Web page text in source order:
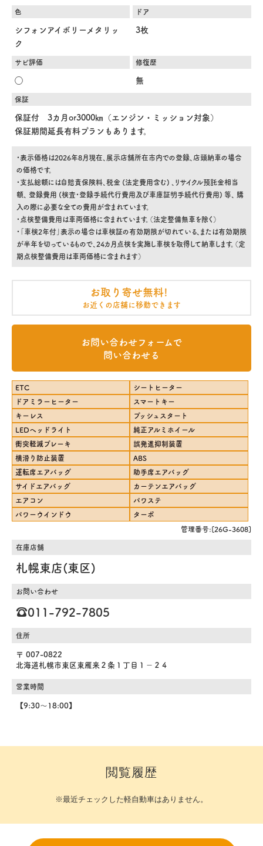
色
シフォンアイボリーメタリッ
ク
ドア
3枚
サビ評価
◯
修復歴
無
保証
保証付 3カ月or3000㎞（エンジン・ミッション対象）
保証期間延長有料プランもあります。
・表示価格は2026年8月現在、展示店舗所在市内での登録、店頭納車の場合
の価格です。
・支払総額には自賠責保険料、税金 (法定費用含む) 、リサイクル預託金相当
額、 登録費用 (検査・登録手続代行費用及び車庫証明手続代行費用) 等、 購
入の際に必要な全ての費用が含まれています。
・点検整備費用は車両価格に含まれています。（法定整備無車を除く）
・「車検2年付」表示の場合は車検証の有効期限が切れている、または有効期限
が半年を切っているもので、24カ月点検を実施し車検を取得して納車します。（定
期点検整備費用は車両価格に含まれます）
お取り寄せ無料!
お近くの店舗に移動できます
お問い合わせフォームで
問い合わせる
ETC
シートヒーター
ドアミラーヒーター
スマートキー
キーレス
プッシュスタート
LEDヘッドライト
純正アルミホイール
衝突軽減ブレーキ
誤発進抑制装置
横滑り防止装置
ABS
運転席エアバッグ
助手席エアバッグ
サイドエアバッグ
カーテンエアバッグ
エアコン
パワステ
パワーウインドウ
ターボ
管理番号:[26G-3608]
在庫店舗
札幌東店(東区)
お問い合わせ
☎️011-792-7805
住所
〒 007-0822
北海道札幌市東区東雁来２条１丁目１－２４
営業時間
【9:30～18:00】
閲覧履歴
※最近チェックした軽自動車はありません。